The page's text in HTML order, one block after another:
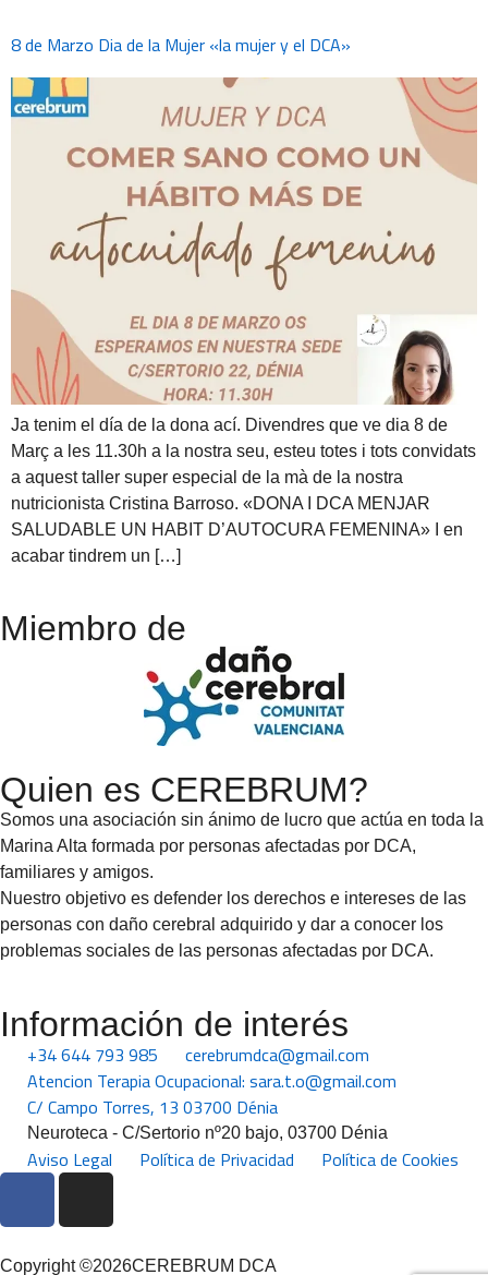
8 de Marzo Dia de la Mujer «la mujer y el DCA»
Ja tenim el día de la dona ací. Divendres que ve dia 8 de
Març a les 11.30h a la nostra seu, esteu totes i tots convidats
a aquest taller super especial de la mà de la nostra
nutricionista Cristina Barroso. «DONA I DCA MENJAR
SALUDABLE UN HABIT D’AUTOCURA FEMENINA» I en
acabar tindrem un […]
Miembro de
Quien es CEREBRUM?
Somos una asociación sin ánimo de lucro que actúa en toda la
Marina Alta formada por personas afectadas por DCA,
familiares y amigos.
Nuestro objetivo es defender los derechos e intereses de las
personas con daño cerebral adquirido y dar a conocer los
problemas sociales de las personas afectadas por DCA.
Información de interés
+34 644 793 985
cerebrumdca@gmail.com
Atencion Terapia Ocupacional: sara.t.o@gmail.com
C/ Campo Torres, 13 03700 Dénia
Neuroteca - C/Sertorio nº20 bajo, 03700 Dénia
Aviso Legal Política de Privacidad Política de Cookies
Copyright ©2026CEREBRUM DCA